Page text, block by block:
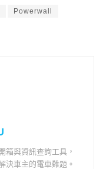
Powerwall
箱與資訊查詢工具，
決車主的電車難題。